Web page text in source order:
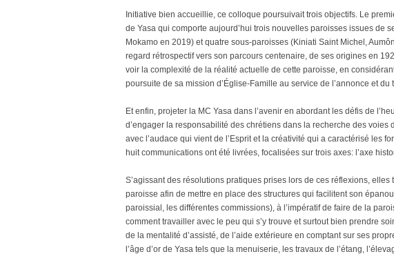
Initiative bien accueillie, ce colloque poursuivait trois objectifs. Le
de Yasa qui comporte aujourd’hui trois nouvelles paroisses issues de
Mokamo en 2019) et quatre sous-paroisses (Kiniati Saint Michel,
regard rétrospectif vers son parcours centenaire, de ses origines en
voir la complexité de la réalité actuelle de cette paroisse, en
poursuite de sa mission d’Église-Famille au service de l’annonce et
Et enfin, projeter la MC Yasa dans l’avenir en abordant les défis de
d’engager la responsabilité des chrétiens dans la recherche des voies
avec l’audace qui vient de l’Esprit et la créativité qui a caractérisé les
huit communications ont été livrées, focalisées sur trois axes: l’axe
S’agissant des résolutions pratiques prises lors de ces réflexions,
paroisse afin de mettre en place des structures qui facilitent son
paroissial, les différentes commissions), à l’impératif de faire de la
comment travailler avec le peu qui s’y trouve et surtout bien prendre
de la mentalité d’assisté, de l’aide extérieure en comptant sur ses
l’âge d’or de Yasa tels que la menuiserie, les travaux de l’étang,